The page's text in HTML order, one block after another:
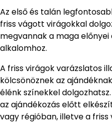
Az első és talán
friss vágott virágokkal
megvannak a maga
alkalomhoz.
A friss virágok varázslatos
kölcsönöznek az
élénk színekkel
az ajándékozás előtt
vagy régióban, illetve a